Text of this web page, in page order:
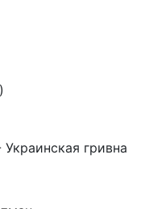
гривна